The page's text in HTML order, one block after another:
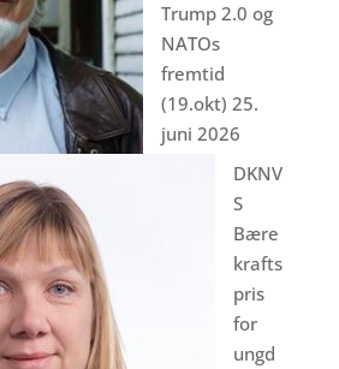
Trump 2.0 og
NATOs
fremtid
(19.okt) 25.
juni 2026
DKNV
S
Bære
krafts
pris
for
ungd